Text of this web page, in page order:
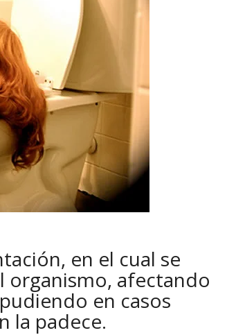
en el cual se
organismo, afectando
en casos
la padece.